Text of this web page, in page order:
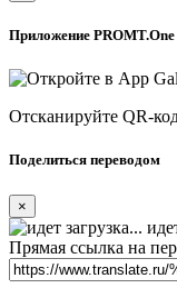
Приложение PROMT.One
Отсканируйте QR-
Поделиться переводом
×
Прямая ссылка на